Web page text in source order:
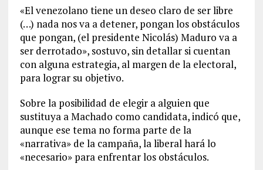
«El venezolano tiene un deseo claro de ser libre
(…) nada nos va a detener, pongan los obstáculos
que pongan, (el presidente Nicolás) Maduro va a
ser derrotado», sostuvo, sin detallar si cuentan
con alguna estrategia, al margen de la electoral,
para lograr su objetivo.
Sobre la posibilidad de elegir a alguien que
sustituya a Machado como candidata, indicó que,
aunque ese tema no forma parte de la
«narrativa» de la campaña, la liberal hará lo
«necesario» para enfrentar los obstáculos.